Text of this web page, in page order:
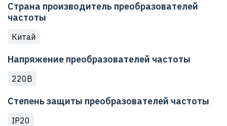
Страна производитель преобразователей
частоты
Китай
Напряжение преобразователей частоты
220В
Степень защиты преобразователей частоты
IP20